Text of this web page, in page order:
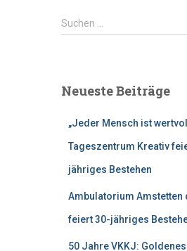
S
u
n
Suchen …
Neueste Beiträge
„Jeder Mensch ist
Tageszentrum Kreativ
jähriges Bestehen
Ambulatorium Amstetten
feiert 30-jähriges
50 Jahre VKKJ: